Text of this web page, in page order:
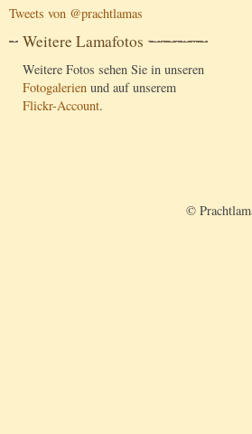
Tweets von @prachtlamas
Weitere Lamafotos
Weitere Fotos sehen Sie in unseren
Fotogalerien und auf unserem
Flickr-Account.
©